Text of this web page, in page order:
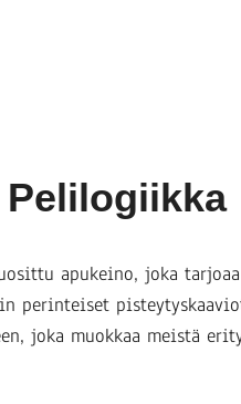
Pelilogiikka
apukeino, joka
perinteiset
joka muokkaa meistä